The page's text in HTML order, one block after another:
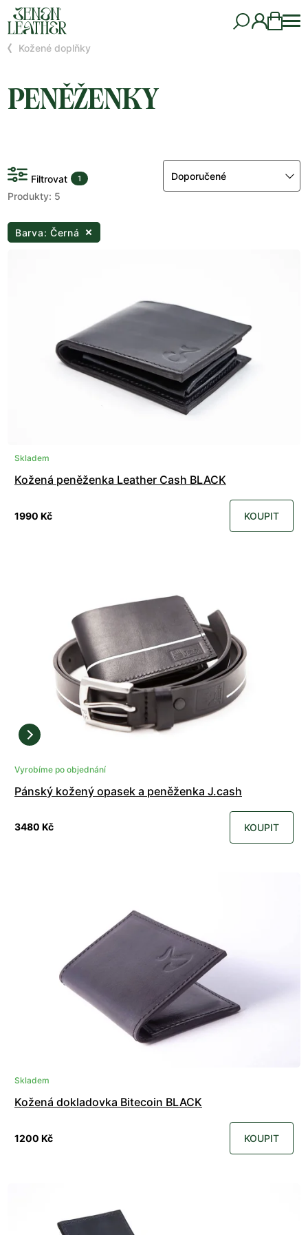
Kožené doplňky
PENĚŽENKY
Filtrovat 1
Produkty: 5
Doporučené
Barva: Černá
Skladem
Kožená peněženka Leather Cash BLACK
1990 Kč KOUPIT
Vyrobíme po objednání
Pánský kožený opasek a peněženka J.cash
3480 Kč KOUPIT
Skladem
Kožená dokladovka Bitecoin BLACK
1200 Kč KOUPIT